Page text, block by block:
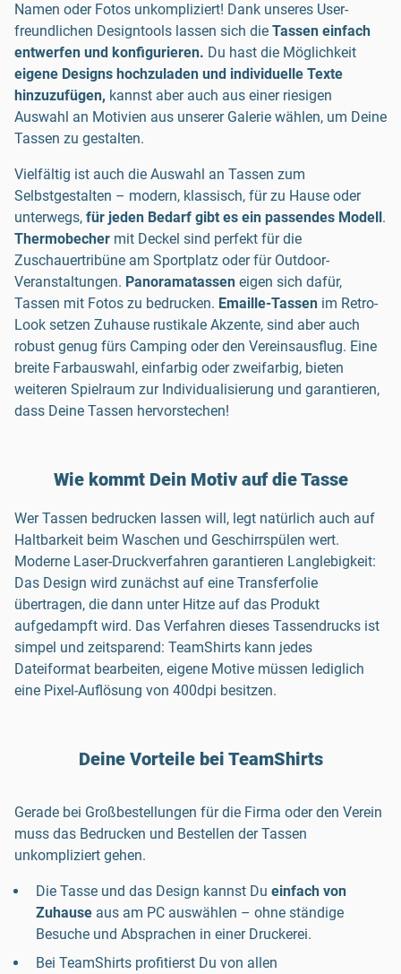
Namen oder Fotos unkompliziert! Dank unseres User-
freundlichen Designtools lassen sich die Tassen einfach
entwerfen und konfigurieren. Du hast die Möglichkeit
eigene Designs hochzuladen und individuelle Texte
hinzuzufügen, kannst aber auch aus einer riesigen
Auswahl an Motivien aus unserer Galerie wählen, um Deine
Tassen zu gestalten.
Vielfältig ist auch die Auswahl an Tassen zum
Selbstgestalten – modern, klassisch, für zu Hause oder
unterwegs, für jeden Bedarf gibt es ein passendes Modell.
Thermobecher mit Deckel sind perfekt für die
Zuschauertribüne am Sportplatz oder für Outdoor-
Veranstaltungen. Panoramatassen eigen sich dafür,
Tassen mit Fotos zu bedrucken. Emaille-Tassen im Retro-
Look setzen Zuhause rustikale Akzente, sind aber auch
robust genug fürs Camping oder den Vereinsausflug. Eine
breite Farbauswahl, einfarbig oder zweifarbig, bieten
weiteren Spielraum zur Individualisierung und garantieren,
dass Deine Tassen hervorstechen!
Wie kommt Dein Motiv auf die Tasse
Wer Tassen bedrucken lassen will, legt natürlich auch auf
Haltbarkeit beim Waschen und Geschirrspülen wert.
Moderne Laser-Druckverfahren garantieren Langlebigkeit:
Das Design wird zunächst auf eine Transferfolie
übertragen, die dann unter Hitze auf das Produkt
aufgedampft wird. Das Verfahren dieses Tassendrucks ist
simpel und zeitsparend: TeamShirts kann jedes
Dateiformat bearbeiten, eigene Motive müssen lediglich
eine Pixel-Auflösung von 400dpi besitzen.
Deine Vorteile bei TeamShirts
Gerade bei Großbestellungen für die Firma oder den Verein
muss das Bedrucken und Bestellen der Tassen
unkompliziert gehen.
Die Tasse und das Design kannst Du einfach von
Zuhause aus am PC auswählen – ohne ständige
Besuche und Absprachen in einer Druckerei.
Bei TeamShirts profitierst Du von allen